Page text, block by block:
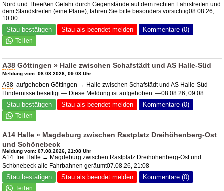
Nord und Theeßen Gefahr durch Gegenstände auf dem rechten Fahrstreifen und
dem Standstreifen (eine Plane), fahren Sie bitte besonders vorsichtig08.08.26,
10:00
Stau bestätigen Stau als beendet melden Kommentare (0)
A38 Göttingen » Halle zwischen Schafstädt undAS Halle-Süd
Meldung vom: 08.08.2026, 09:08 Uhr
A38 aufgehoben Göttingen → Halle zwischen Schafstädt undAS Halle-Süd
Hindernisse beseitigt — Diese Meldung ist aufgehoben. —08.08.26, 09:08
Stau bestätigen Stau als beendet melden Kommentare (0)
A14 Halle » Magdeburg zwischen Rastplatz Dreihöhenberg-Ost
und Schönebeck
Meldung vom: 07.08.2026, 21:08 Uhr
A14 frei Halle → Magdeburg zwischen Rastplatz Dreihöhenberg-Ost und
Schönebeck alle Fahrbahnen geräumt07.08.26, 21:08
Stau bestätigen Stau als beendet melden Kommentare (0)